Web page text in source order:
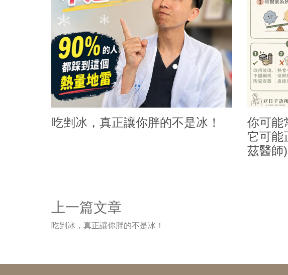
吃剉冰，真正讓你胖的不是冰！
你可
它可能
茲醫師)
上一篇文章
吃剉冰，真正讓你胖的不是冰！